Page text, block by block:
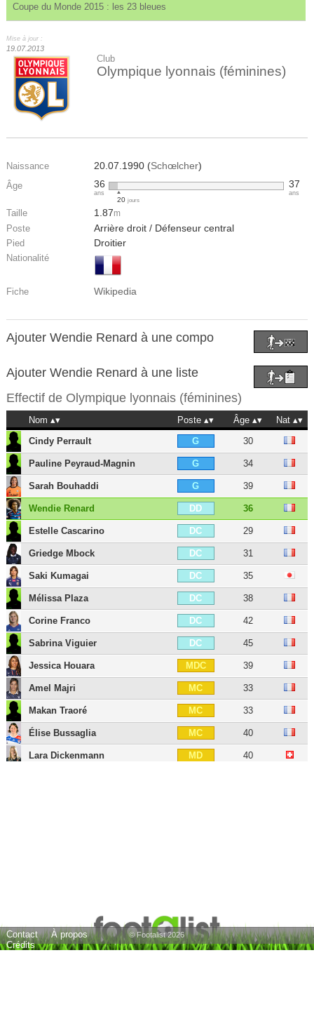
Coupe du Monde 2015 : les 23 bleues
Mise à jour :
19.07.2013
Club
Olympique lyonnais (féminines)
Naissance 20.07.1990 (Schœlcher)
Âge 36
ans
20 jours
37
ans
Taille 1.87m
Poste Arrière droit / Défenseur central
Pied Droitier
Nationalité
Fiche Wikipedia
Ajouter Wendie Renard à une compo
Ajouter Wendie Renard à une liste
Effectif de Olympique lyonnais (féminines)
Nom Poste Âge
Nat
Cindy Perrault
G 30
Pauline Peyraud-Magnin G 34
Sarah Bouhaddi G 39
Wendie Renard DD 36
Estelle Cascarino DC 29
Griedge Mbock DC 31
Saki Kumagai DC 35
Mélissa Plaza DC 38
Corine Franco DC 42
Sabrina Viguier DC 45
Jessica Houara MDC 39
Amel Majri MC 33
Makan Traoré MC 33
Élise Bussaglia MC 40
Lara Dickenmann MD 40
Mylaine Tarrieu ATT 31
Contact
À propos
Crédits
© Footalist 2026